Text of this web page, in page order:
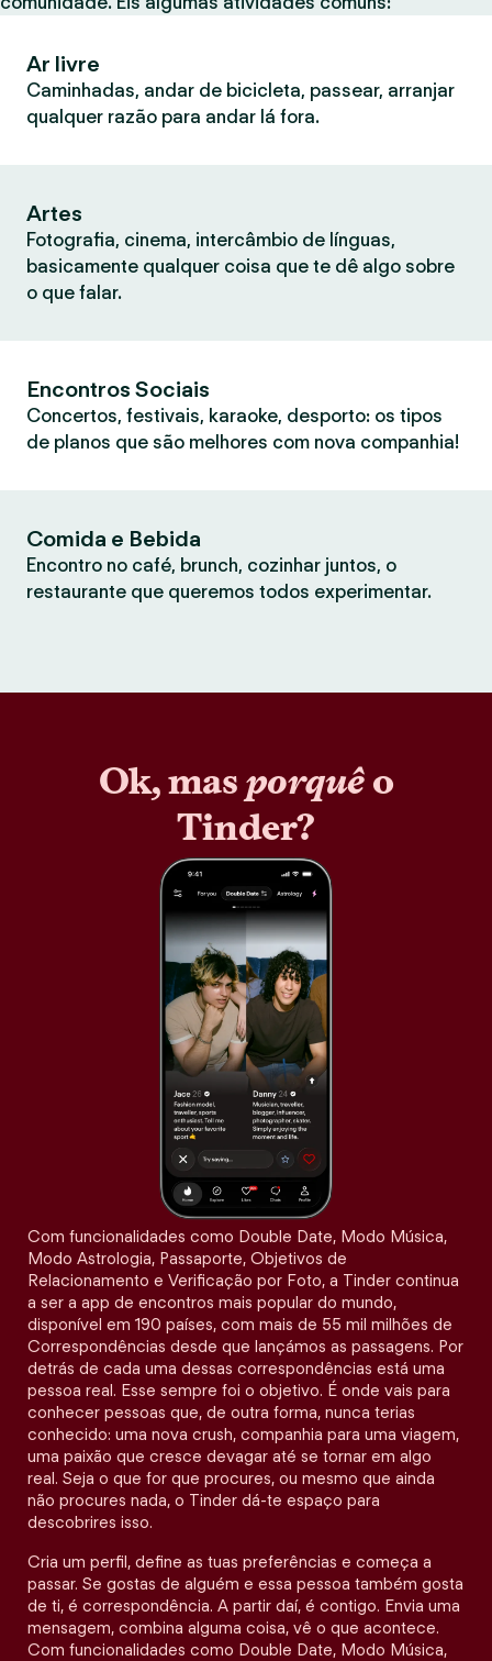
Ar livre
Caminhadas, andar de bicicleta, passear, arranjar
qualquer razão para andar lá fora.
Artes
Fotografia, cinema, intercâmbio de línguas,
basicamente qualquer coisa que te dê algo sobre
o que falar.
Encontros Sociais
Concertos, festivais, karaoke, desporto: os tipos
de planos que são melhores com nova companhia!
Comida e Bebida
Encontro no café, brunch, cozinhar juntos, o
restaurante que queremos todos experimentar.
Ok, masporquêo
Tinder?
Com funcionalidades como Double Date, Modo Música,
Modo Astrologia, Passaporte, Objetivos de
Relacionamento e Verificação por Foto, a Tinder continua
a ser a app de encontros mais popular do mundo,
disponível em 190 países, com mais de 55 mil milhões de
Correspondências desde que lançámos as passagens. Por
detrás de cada uma dessas correspondências está uma
pessoa real. Esse sempre foi o objetivo. É onde vais para
conhecer pessoas que, de outra forma, nunca terias
conhecido: uma nova crush, companhia para uma viagem,
uma paixão que cresce devagar até se tornar em algo
real. Seja o que for que procures, ou mesmo que ainda
não procures nada, o Tinder dá-te espaço para
descobrires isso.
Cria um perfil, define as tuas preferências e começa a
passar. Se gostas de alguém e essa pessoa também gosta
de ti, é correspondência. A partir daí, é contigo. Envia uma
mensagem, combina alguma coisa, vê o que acontece.
Com funcionalidades como Double Date, Modo Música,